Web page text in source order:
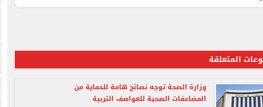
المتعلقة
وزارة الصحة توجه نصائح هامة للحماية من
المضاعفات الصحية للعواصف التربية